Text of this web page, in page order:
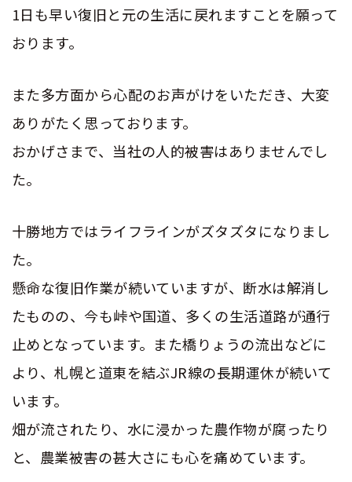
1日も早い復旧と元の生活に戻れますことを願って
おります。
また多方面から心配のお声がけをいただき、大変
ありがたく思っております。
おかげさまで、当社の人的被害はありませんでし
た。
十勝地方ではライフラインがズタズタになりまし
た。
懸命な復旧作業が続いていますが、断水は解消し
たものの、今も峠や国道、多くの生活道路が通行
止めとなっています。また橋りょうの流出などに
より、札幌と道東を結ぶJR線の長期運休が続いて
います。
畑が流されたり、水に浸かった農作物が腐ったり
と、農業被害の甚大さにも心を痛めています。